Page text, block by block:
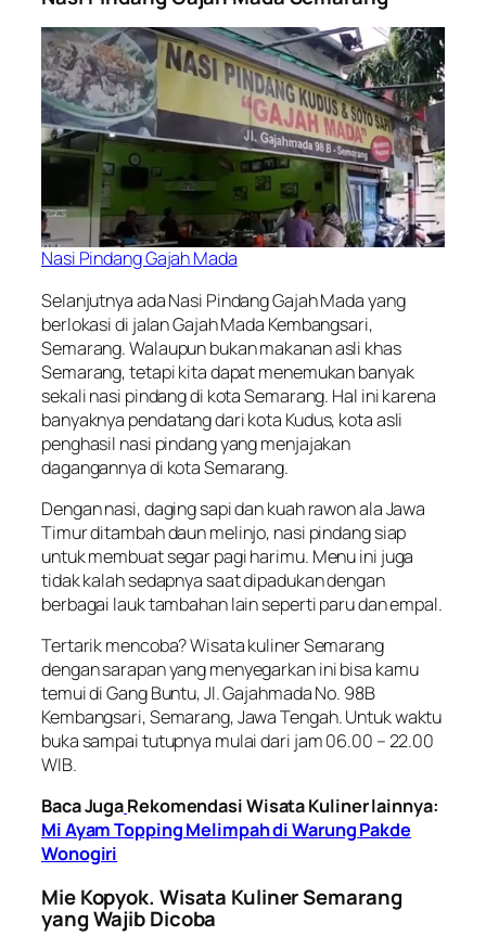
Nasi Pindang Gajah Mada
Selanjutnya ada Nasi Pindang Gajah Mada yang
berlokasi di jalan Gajah Mada Kembangsari,
Semarang. Walaupun bukan makanan asli khas
Semarang, tetapi kita dapat menemukan banyak
sekali nasi pindang di kota Semarang. Hal ini karena
banyaknya pendatang dari kota Kudus, kota asli
penghasil nasi pindang yang menjajakan
dagangannya di kota Semarang.
Dengan nasi, daging sapi dan kuah rawon ala Jawa
Timur ditambah daun melinjo, nasi pindang siap
untuk membuat segar pagi harimu. Menu ini juga
tidak kalah sedapnya saat dipadukan dengan
berbagai lauk tambahan lain seperti paru dan empal.
Tertarik mencoba? Wisata kuliner Semarang
dengan sarapan yang menyegarkan ini bisa kamu
temui di Gang Buntu, Jl. Gajahmada No. 98B
Kembangsari, Semarang, Jawa Tengah. Untuk waktu
buka sampai tutupnya mulai dari jam 06.00 – 22.00
WIB.
Baca JugaRekomendasi Wisata Kuliner lainnya:
Mi Ayam Topping Melimpah di Warung Pakde
Wonogiri
Mie Kopyok. Wisata Kuliner Semarang
yang Wajib Dicoba